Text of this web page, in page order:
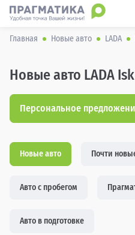
Главная Новые авто LADA
Новые авто LADA
Персональное
Новые авто Почти
Авто с пробегом
Авто в подготовке